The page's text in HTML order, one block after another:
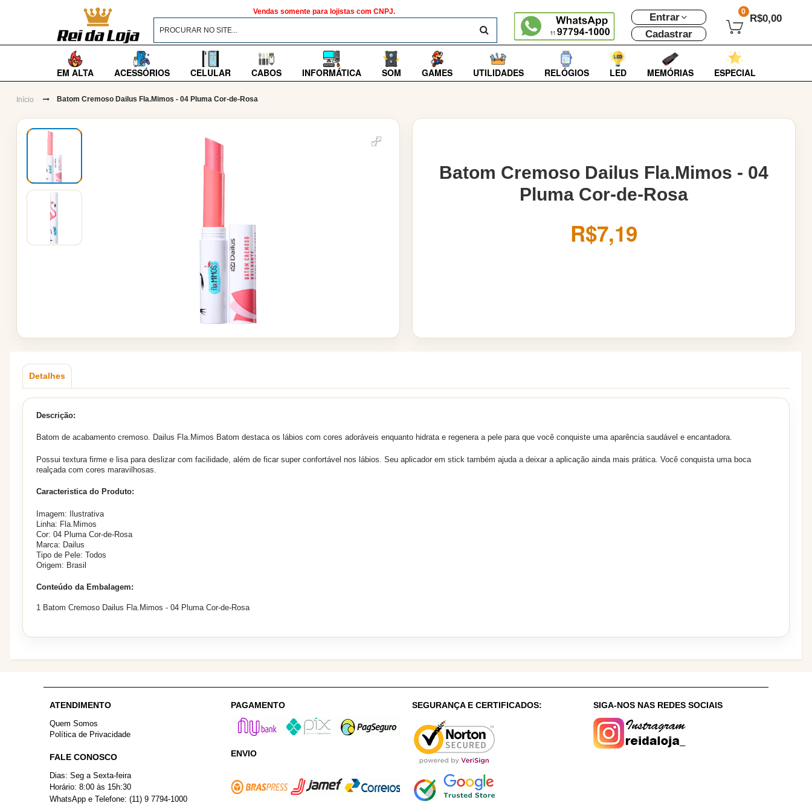
Vendas somente para lojistas com CNPJ.
BUSCAR
Entrar
Cadastrar
0
R$0,00
EM ALTA ACESSÓRIOS CELULAR CABOS INFORMÁTICA SOM GAMES UTILIDADES RELÓGIOS LED MEMÓRIAS ESPECIAL
Início Batom Cremoso Dailus Fla.Mimos - 04 Pluma Cor-de-Rosa
Batom Cremoso Dailus Fla.Mimos - 04
Pluma Cor-de-Rosa
R$7,19
Detalhes
Descrição:
Batom de acabamento cremoso. Dailus Fla.Mimos Batom destaca os lábios com cores adoráveis enquanto hidrata e regenera a pele para que você conquiste uma aparência saudável e encantadora.
Possui textura firme e lisa para deslizar com facilidade, além de ficar super confortável nos lábios. Seu aplicador em stick também ajuda a deixar a aplicação ainda mais prática. Você conquista uma boca
realçada com cores maravilhosas.
Caracteristica do Produto:
Imagem: Ilustrativa
Linha: Fla.Mimos
Cor: 04 Pluma Cor-de-Rosa
Marca: Dailus
Tipo de Pele: Todos
Origem: Brasil
Conteúdo da Embalagem:
1 Batom Cremoso Dailus Fla.Mimos - 04 Pluma Cor-de-Rosa
ATENDIMENTO
Quem Somos
Política de Privacidade
FALE CONOSCO
Dias: Seg a Sexta-feira
Horário: 8:00 às 15h:30
WhatsApp e Telefone: (11) 9 7794-1000
PAGAMENTO
ENVIO
SEGURANÇA E CERTIFICADOS: SIGA-NOS NAS REDES SOCIAIS